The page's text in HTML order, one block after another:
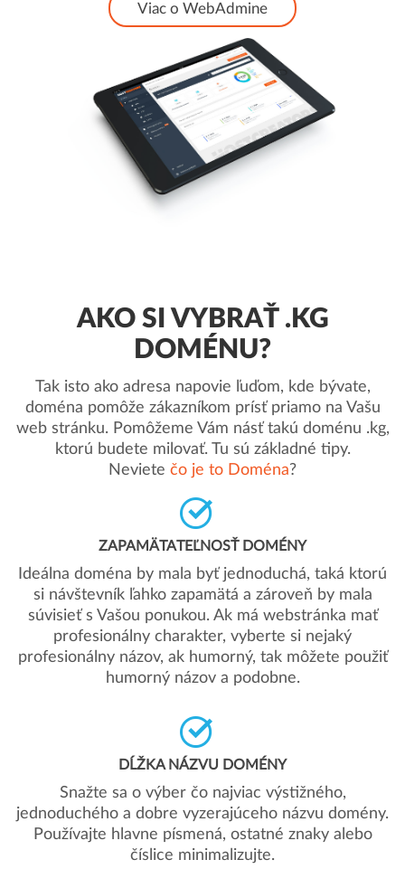
Viac o WebAdmine
AKO SI VYBRAŤ .KG
DOMÉNU?
Tak isto ako adresa napovie ľuďom, kde bývate,
doména pomôže zákazníkom prísť priamo na Vašu
web stránku. Pomôžeme Vám násť takú doménu .kg,
ktorú budete milovať. Tu sú základné tipy.
Neviete čo je to Doména?
ZAPAMÄTATEĽNOSŤ DOMÉNY
Ideálna doména by mala byť jednoduchá, taká ktorú
si návštevník ľahko zapamätá a zároveň by mala
súvisieť s Vašou ponukou. Ak má webstránka mať
profesionálny charakter, vyberte si nejaký
profesionálny názov, ak humorný, tak môžete použiť
humorný názov a podobne.
DĹŽKA NÁZVU DOMÉNY
Snažte sa o výber čo najviac výstižného,
jednoduchého a dobre vyzerajúceho názvu domény.
Používajte hlavne písmená, ostatné znaky alebo
číslice minimalizujte.